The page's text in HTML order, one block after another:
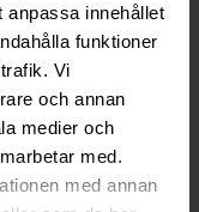
anpassa innehållet
funktioner
Vi
och annan
medier och
med.
med annan
to